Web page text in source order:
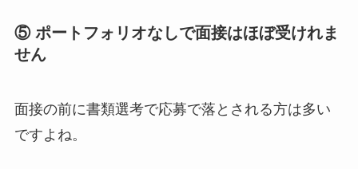
⑤ ポートフォリオなしで面接はほぼ受けれま
せん
面接の前に書類選考で応募で落とされる方は多い
ですよね。